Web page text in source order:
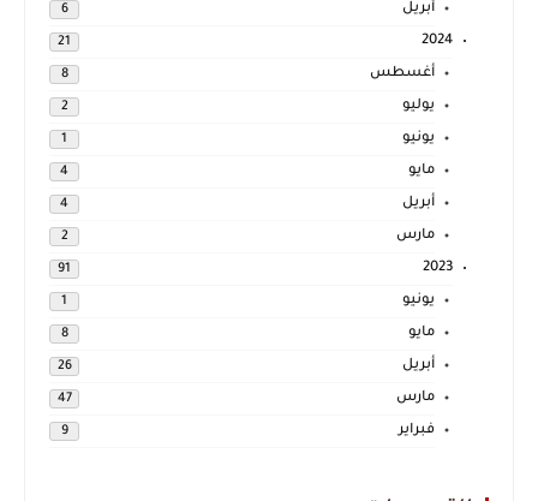
أبريل 6
2024
21
أغسطس 8
يوليو 2
يونيو 1
مايو 4
أبريل 4
مارس 2
2023
91
يونيو 1
مايو 8
أبريل 26
مارس 47
فبراير 9